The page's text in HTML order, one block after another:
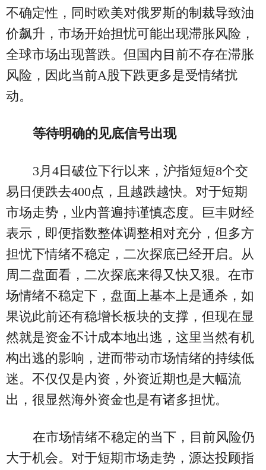
不确定性，同时欧美对俄罗斯的制裁导致油
价飙升，市场开始担忧可能出现滞胀风险，
全球市场出现普跌。但国内目前不存在滞胀
风险，因此当前A股下跌更多是受情绪扰
动。
等待明确的见底信号出现
3月4日破位下行以来，沪指短短8个交
易日便跌去400点，且越跌越快。对于短期
市场走势，业内普遍持谨慎态度。巨丰财经
表示，即便指数整体调整相对充分，但多方
担忧下情绪不稳定，二次探底已经开启。从
周二盘面看，二次探底来得又快又狠。在市
场情绪不稳定下，盘面上基本上是通杀，如
果说此前还有稳增长板块的支撑，但现在显
然就是资金不计成本地出逃，这里当然有机
构出逃的影响，进而带动市场情绪的持续低
迷。不仅仅是内资，外资近期也是大幅流
出，很显然海外资金也是有诸多担忧。
在市场情绪不稳定的当下，目前风险仍
大于机会。对于短期市场走势，源达投顾指